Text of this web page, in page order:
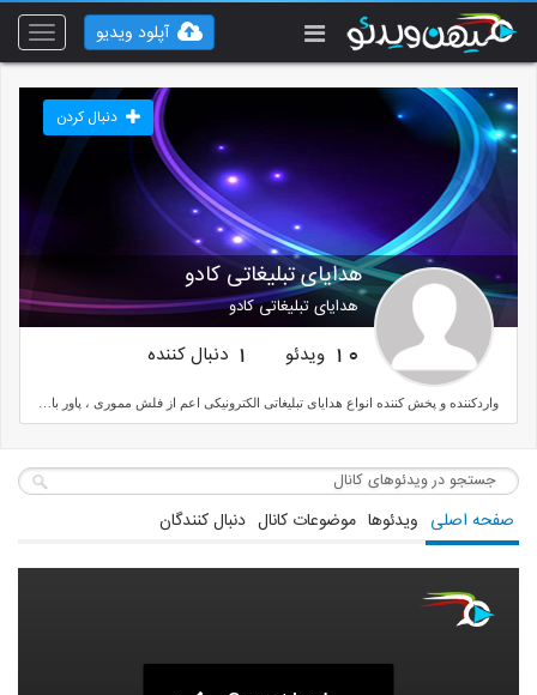
Toggle
آپلود ویدیو
هدایای تبلیغاتی کادو
هدایای تبلیغاتی کادو
دنبال کردن
10 ویدئو 1 دنبال کننده
صفحه اصلی ویدئوها موضوعات کانال دنبال کنندگان